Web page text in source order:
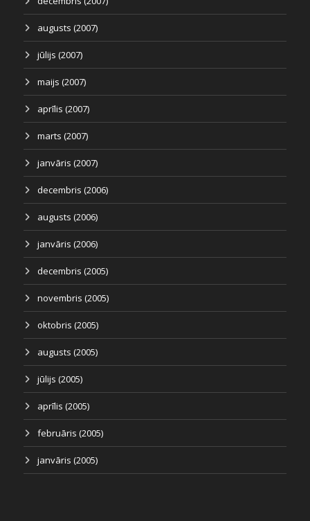
augusts (2007)
jūlijs (2007)
maijs (2007)
aprīlis (2007)
marts (2007)
janvāris (2007)
decembris (2006)
augusts (2006)
janvāris (2006)
decembris (2005)
novembris (2005)
oktobris (2005)
augusts (2005)
jūlijs (2005)
aprīlis (2005)
februāris (2005)
janvāris (2005)